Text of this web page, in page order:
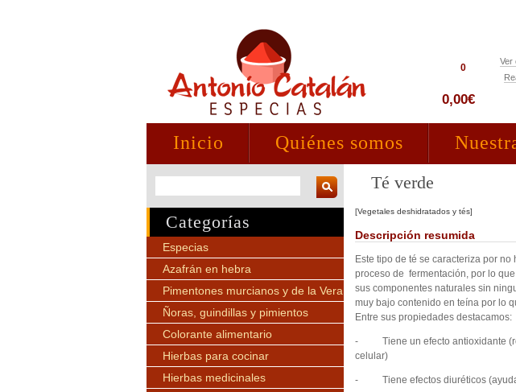
0,00€
0
Ver
Inicio Quiénes somos
Categorías
Especias
Azafrán en hebra
Pimentones murcianos y de la Vera
Ñoras, guindillas y pimientos
Colorante alimentario
Hierbas para cocinar
Hierbas medicinales
Té verde
[Vegetales deshidratados y tés]
Descripción resumida
Este tipo de té se caracteriza por
proceso de fermentación, por lo
sus componentes naturales sin
muy bajo contenido en teína por lo
Entre sus propiedades destacamos:
- Tiene un efecto antioxidante
celular)
- Tiene efectos diuréticos (ayuda